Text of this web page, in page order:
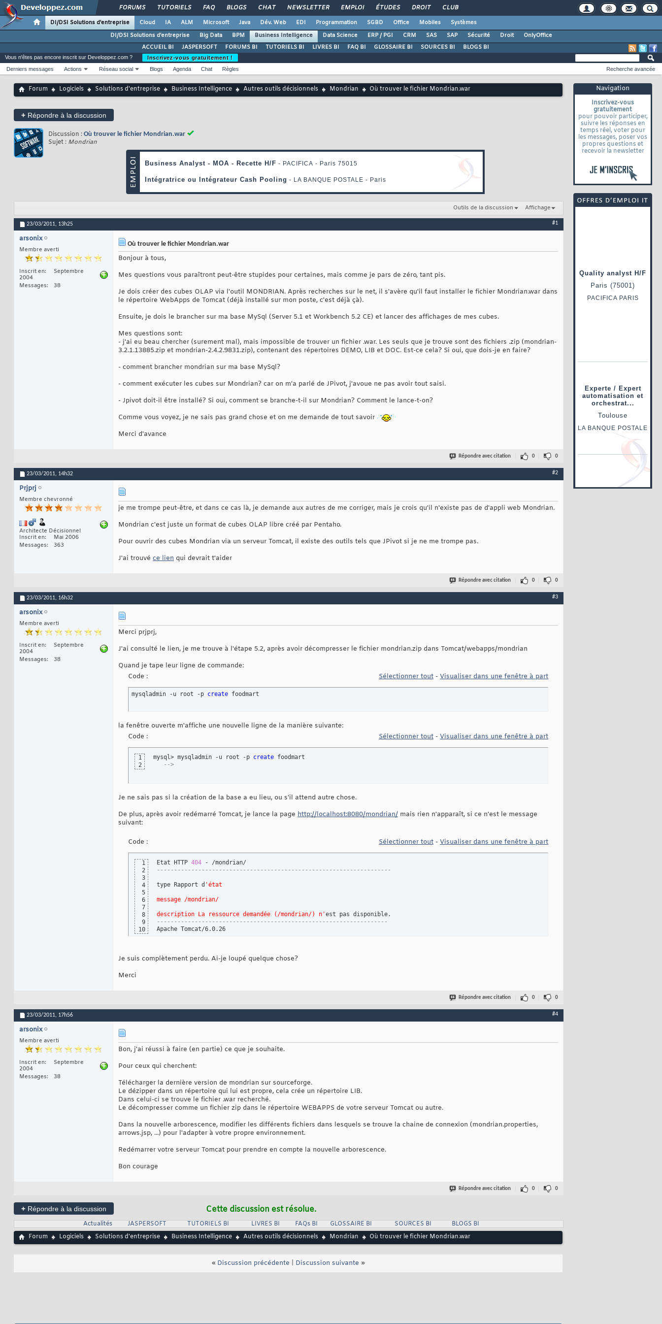
FORUMS TUTORIELS FAQ BLOGS CHAT NEWSLETTER EMPLOI ÉTUDES DROIT CLUB
DI/DSI Solutions d'entreprise Cloud IA ALM Microsoft Java Dév. Web EDI Programmation SGBD Office Mobiles
Systèmes
DI/DSI Solutions d'entreprise
Big Data BPM Business Intelligence Data Science ERP / PGI CRM SAS SAP Sécurité Droit
OnlyOffice
ACCUEIL BI
JASPERSOFT FORUMS BI TUTORIELS BI LIVRES BI FAQ BI GLOSSAIRE BI SOURCES BI BLOGS BI
Navigation
Inscrivez-vous
gratuitement
pour pouvoir participer,
suivre les réponses en
temps réel, voter pour
les messages, poser vos
propres questions et
recevoir la newsletter
Vous n'êtes pas encore inscrit sur Developpez.com ?
Inscrivez-vous gratuitement !
Derniers messages
Actions Réseau social Blogs Agenda Chat Règles Recherche avancée
Forum Logiciels Solutions d'entreprise Business Intelligence Autres outils décisionnels Mondrian Où trouver le fichier Mondrian.war
+ Répondre à la discussion
Discussion : Où trouver le fichier Mondrian.war
Sujet : Mondrian
Outils de la discussion Affichage
23/03/2011, 13h25 #1
arsonix
Membre averti
Inscrit en
Septembre
2004
Messages
38
Où trouver le fichier Mondrian.war
Bonjour à tous,
Mes questions vous paraîtront peut-être stupides pour certaines, mais comme je pars de zéro, tant pis.
Je dois créer des cubes OLAP via l'outil MONDRIAN. Après recherches sur le net, il s'avère qu'il faut installer le fichier Mondrian.war dans
le répertoire WebApps de Tomcat (déjà installé sur mon poste, c'est déjà çà).
Ensuite, je dois le brancher sur ma base MySql (Server 5.1 et Workbench 5.2 CE) et lancer des affichages de mes cubes.
Mes questions sont:
- j'ai eu beau chercher (surement mal), mais impossible de trouver un fichier .war. Les seuls que je trouve sont des fichiers .zip (mondrian-
3.2.1.13885.zip et mondrian-2.4.2.9831.zip), contenant des répertoires DEMO, LIB et DOC. Est-ce cela? Si oui, que dois-je en faire?
- comment brancher mondrian sur ma base MySql?
- comment exécuter les cubes sur Mondrian? car on m'a parlé de JPivot, j'avoue ne pas avoir tout saisi.
- Jpivot doit-il être installé? Si oui, comment se branche-t-il sur Mondrian? Comment le lance-t-on?
Comme vous voyez, je ne sais pas grand chose et on me demande de tout savoir
Merci d'avance
Répondre avec citation 0 0
23/03/2011, 14h32 #2
Prjprj
Membre chevronné
Architecte Décisionnel
Inscrit en
Mai 2006
Messages
363
je me trompe peut-être, et dans ce cas là, je demande aux autres de me corriger, mais je crois qu'il n'existe pas de d'appli web Mondrian.
Mondrian c'est juste un format de cubes OLAP libre créé par Pentaho.
Pour ouvrir des cubes Mondrian via un serveur Tomcat, il existe des outils tels que JPivot si je ne me trompe pas.
J'ai trouvé ce lien qui devrait t'aider
Répondre avec citation 0 0
23/03/2011, 16h32 #3
arsonix
Membre averti
Inscrit en
Septembre
2004
Messages
38
Merci prjprj,
J'ai consulté le lien, je me trouve à l'étape 5.2, après avoir décompresser le fichier mondrian.zip dans Tomcat/webapps/mondrian
Quand je tape leur ligne de commande:
Code :
Sélectionner tout - Visualiser dans une fenêtre à part
mysqladmin -u root -p create foodmart
la fenêtre ouverte m'affiche une nouvelle ligne de la manière suivante:
Code :
Sélectionner tout - Visualiser dans une fenêtre à part
1
2
mysql> mysqladmin -u root -p create foodmart
-->
Je ne sais pas si la création de la base a eu lieu, ou s'il attend autre chose.
De plus, après avoir redémarré Tomcat, je lance la page http://localhost:8080/mondrian/ mais rien n'apparaît, si ce n'est le message
suivant:
Code : Sélectionner tout - Visualiser dans une fenêtre à part
1
2
3
4
5
6
7
8
9
10
Etat HTTP 404
--------------------------------------------------------------------
type Rapport d 'état
message /mondrian/
description La ressource demandée (/mondrian/) n'
-------------------------------------------------------------------
Apache Tomcat/6.0.26
Je suis complètement perdu. Ai-je loupé quelque chose?
Merci
Répondre avec citation 0 0
23/03/2011, 17h56 #4
arsonix
Membre averti
Inscrit en
Septembre
2004
Messages
38
Bon, j'ai réussi à faire (en partie) ce que je souhaite.
Pour ceux qui cherchent:
Télécharger la dernière version de mondrian sur sourceforge.
Le dézipper dans un répertoire qui lui est propre, cela crée un répertoire LIB.
Dans celui-ci se trouve le fichier .war recherché.
Le décompresser comme un fichier zip dans le répertoire WEBAPPS de votre serveur Tomcat ou autre.
Dans la nouvelle arborescence, modifier les différents fichiers dans lesquels se trouve la chaine de connexion (mondrian.properties,
arrows.jsp, ...) pour l'adapter à votre propre environnement.
Redémarrer votre serveur Tomcat pour prendre en compte la nouvelle arborescence.
Bon courage
Répondre avec citation 0 0
+ Répondre à la discussion Cette discussion est résolue.
Actualités JASPERSOFT TUTORIELS BI LIVRES BI FAQs BI GLOSSAIRE BI SOURCES BI
BLOGS BI
Forum
Logiciels Solutions d'entreprise Business Intelligence Autres outils décisionnels Mondrian Où trouver le fichier Mondrian.war
« Discussion précédente Discussion suivante »